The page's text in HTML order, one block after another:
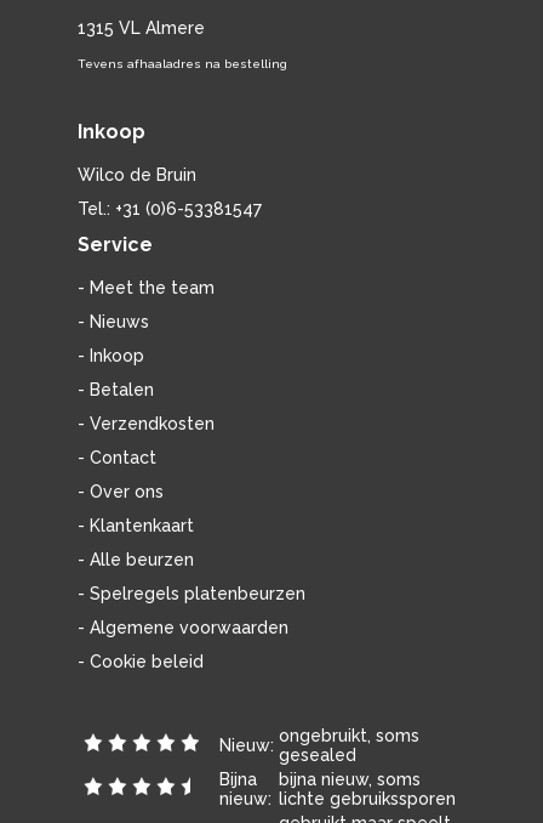
1315 VL Almere
Tevens afhaaladres na bestelling
Inkoop
Wilco de Bruin
Tel.: +31 (0)6-53381547
Service
- Meet the team
- Nieuws
- Inkoop
- Betalen
- Verzendkosten
- Contact
- Over ons
- Klantenkaart
- Alle beurzen
- Spelregels platenbeurzen
- Algemene voorwaarden
- Cookie beleid
Nieuw: ongebruikt, soms
gesealed
Bijna
nieuw:
bijna nieuw, soms
lichte gebruikssporen